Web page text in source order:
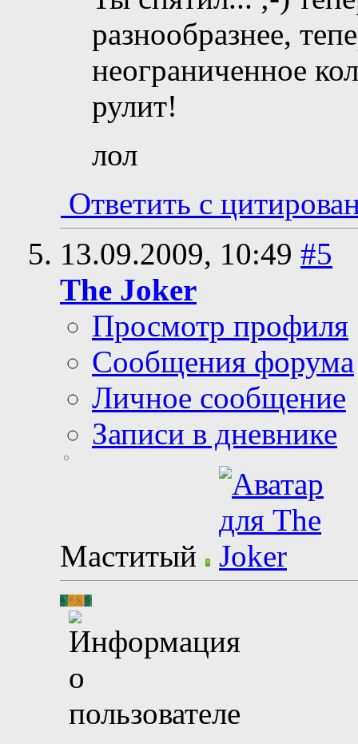
разнообразнее,
неограниченное
рулит!
лол
Ответить с
13.09.2009, 10:49 #5
The Joker
Просмотр профиля
Сообщения форума
Личное сообщение
Записи в дневнике
Маститый